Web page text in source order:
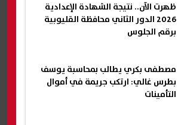
ظهرت الآن.. نتيجة الشهادة الإعدادية
2026 الدور الثاني محافظة القليوبية
برقم الجلوس
مصطفى بكري يطالب بمحاسبة يوسف
بطرس غالي: ارتكب جريمة في أموال
التأمينات